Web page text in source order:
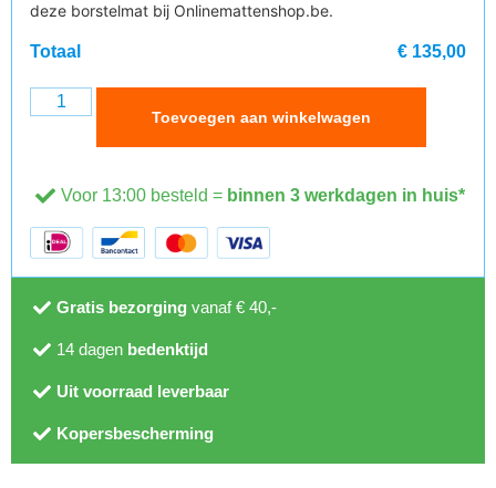
deze borstelmat bij Onlinemattenshop.be.
Totaal € 135,00
Toevoegen aan winkelwagen
Voor 13:00 besteld = binnen 3 werkdagen in huis*
Gratis bezorging vanaf € 40,-
14 dagen bedenktijd
Uit voorraad leverbaar
Kopersbescherming